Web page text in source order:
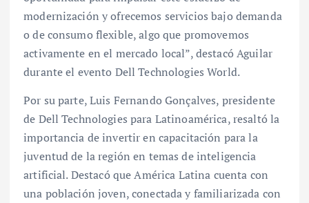
modernización y ofrecemos servicios bajo demanda
o de consumo flexible, algo que promovemos
activamente en el mercado local”, destacó Aguilar
durante el evento Dell Technologies World.
Por su parte, Luis Fernando Gonçalves, presidente
de Dell Technologies para Latinoamérica, resaltó la
importancia de invertir en capacitación para la
juventud de la región en temas de inteligencia
artificial. Destacó que América Latina cuenta con
una población joven, conectada y familiarizada con